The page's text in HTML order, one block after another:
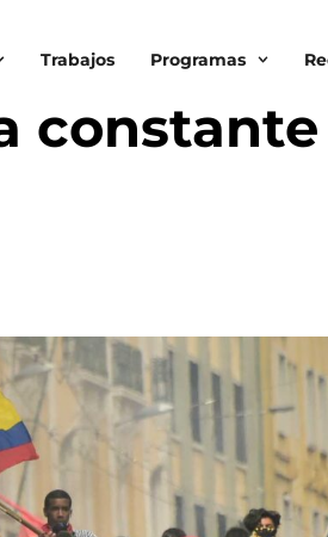
Trabajos Programas